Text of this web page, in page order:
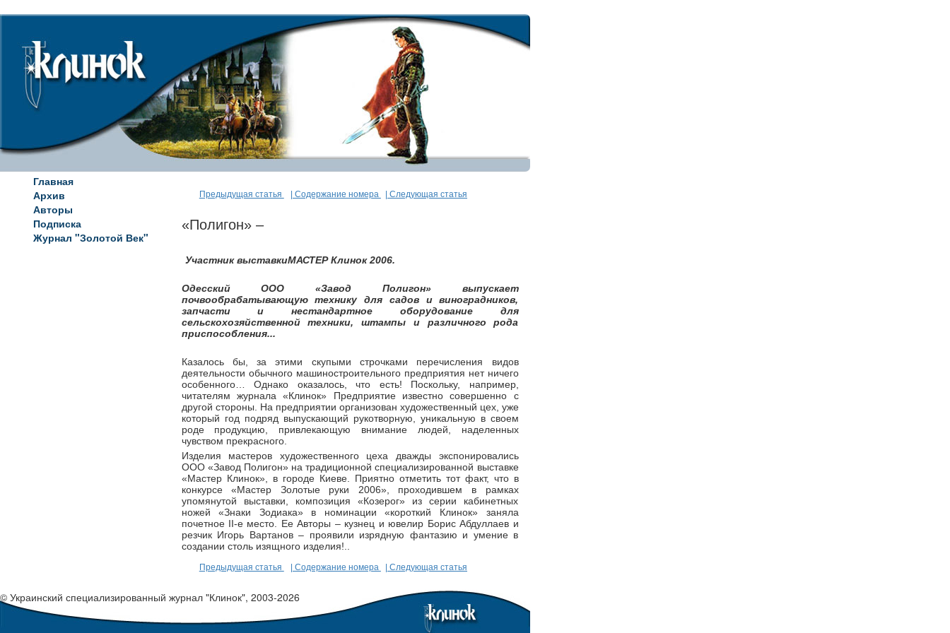
Главная
Архив
Авторы
Подписка
Журнал "Золотой Век"
Предыдущая статья | Содержание номера | Следующая статья
«Полигон» –
Участник выставкиМАСТЕР Клинок 2006.
Одесский ООО «Завод Полигон» выпускает
почвообрабатывающую технику для садов и виноградников,
запчасти и нестандартное оборудование для
сельскохозяйственной техники, штампы и различного рода
приспособления...
Казалось бы, за этими скупыми строчками перечисления видов
деятельности обычного машиностроительного предприятия нет ничего
особенного… Однако оказалось, что есть! Поскольку, например,
читателям журнала «Клинок» Предприятие известно совершенно с
другой стороны. На предприятии организован художественный цех, уже
который год подряд выпускающий рукотворную, уникальную в своем
роде продукцию, привлекающую внимание людей, наделенных
чувством прекрасного.
Изделия мастеров художественного цеха дважды экспонировались
ООО «Завод Полигон» на традиционной специализированной выставке
«Мастер Клинок», в городе Киеве. Приятно отметить тот факт, что в
конкурсе «Мастер Золотые руки 2006», проходившем в рамках
упомянутой выставки, композиция «Козерог» из серии кабинетных
ножей «Знаки Зодиака» в номинации «короткий Клинок» заняла
почетное II-е место. Ее Авторы – кузнец и ювелир Борис Абдуллаев и
резчик Игорь Вартанов – проявили изрядную фантазию и умение в
создании столь изящного изделия!..
Предыдущая статья | Содержание номера | Следующая статья
© Украинский специализированный журнал "Клинок", 2003-2026